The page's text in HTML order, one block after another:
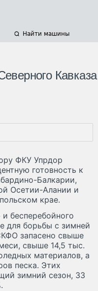
Найти машины
Кавказа
ФКУ Упрдор
готовность к
Балкарии,
Осетии-Алании и
крае.
бесперебойного
для борьбы с зимней
запасено свыше
свыше 14,5 тыс.
материалов, а
песка. Этих
зимний сезон, 33